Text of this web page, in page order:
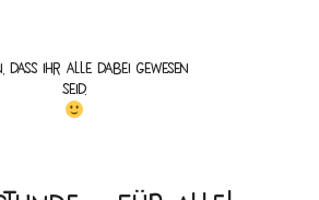
dass ihr alle dabei gewesen
seid.